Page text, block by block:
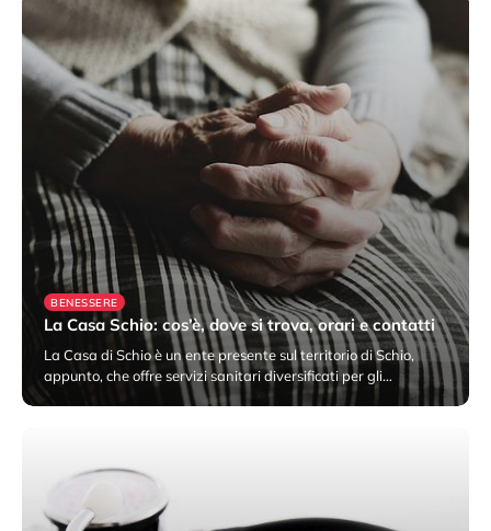
BENESSERE
La Casa Schio: cos’è, dove si trova, orari e contatti
La Casa di Schio è un ente presente sul territorio di Schio,
appunto, che offre servizi sanitari diversificati per gli…
24 Novembre 2022